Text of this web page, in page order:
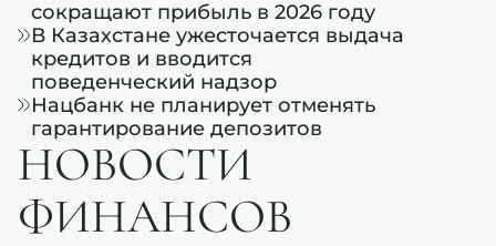
сокращают прибыль в 2026 году
В Казахстане ужесточается выдача
кредитов и вводится
поведенческий надзор
Нацбанк не планирует отменять
гарантирование депозитов
НОВОСТИ
ФИНАНСОВ